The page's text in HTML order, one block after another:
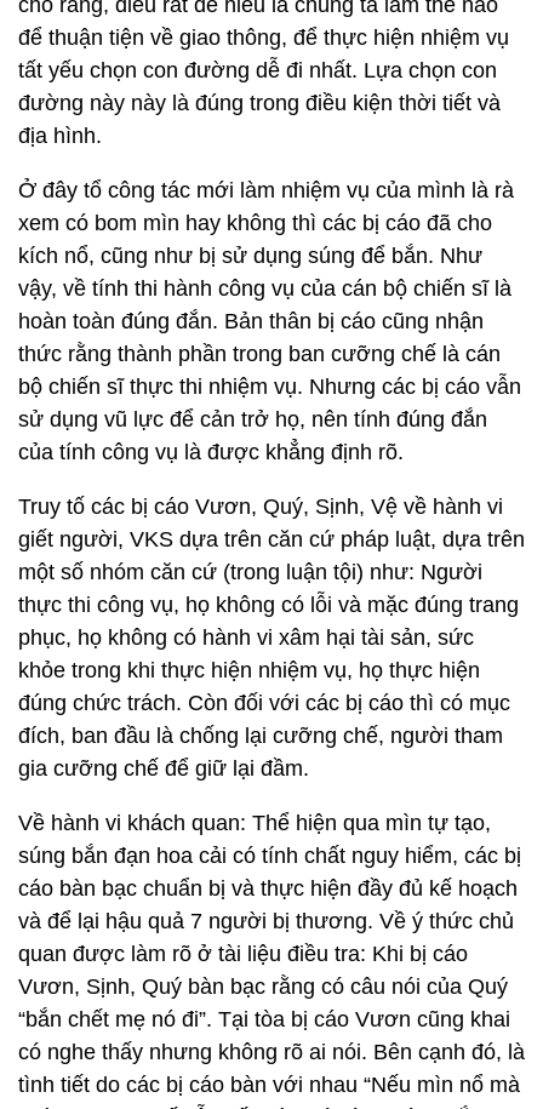
cho rằng, điều rất dễ hiểu là chúng ta làm thế nào
để thuận tiện về giao thông, để thực hiện nhiệm vụ
tất yếu chọn con đường dễ đi nhất. Lựa chọn con
đường này này là đúng trong điều kiện thời tiết và
địa hình.
Ở đây tổ công tác mới làm nhiệm vụ của mình là rà
xem có bom mìn hay không thì các bị cáo đã cho
kích nổ, cũng như bị sử dụng súng để bắn. Như
vậy, về tính thi hành công vụ của cán bộ chiến sĩ là
hoàn toàn đúng đắn. Bản thân bị cáo cũng nhận
thức rằng thành phần trong ban cưỡng chế là cán
bộ chiến sĩ thực thi nhiệm vụ. Nhưng các bị cáo vẫn
sử dụng vũ lực để cản trở họ, nên tính đúng đắn
của tính công vụ là được khẳng định rõ.
Truy tố các bị cáo Vươn, Quý, Sịnh, Vệ về hành vi
giết người, VKS dựa trên căn cứ pháp luật, dựa trên
một số nhóm căn cứ (trong luận tội) như: Người
thực thi công vụ, họ không có lỗi và mặc đúng trang
phục, họ không có hành vi xâm hại tài sản, sức
khỏe trong khi thực hiện nhiệm vụ, họ thực hiện
đúng chức trách. Còn đối với các bị cáo thì có mục
đích, ban đầu là chống lại cưỡng chế, người tham
gia cưỡng chế để giữ lại đầm.
Về hành vi khách quan: Thể hiện qua mìn tự tạo,
súng bắn đạn hoa cải có tính chất nguy hiểm, các bị
cáo bàn bạc chuẩn bị và thực hiện đầy đủ kế hoạch
và để lại hậu quả 7 người bị thương. Về ý thức chủ
quan được làm rõ ở tài liệu điều tra: Khi bị cáo
Vươn, Sịnh, Quý bàn bạc rằng có câu nói của Quý
“bắn chết mẹ nó đi”. Tại tòa bị cáo Vươn cũng khai
có nghe thấy nhưng không rõ ai nói. Bên cạnh đó, là
tình tiết do các bị cáo bàn với nhau “Nếu mìn nổ mà